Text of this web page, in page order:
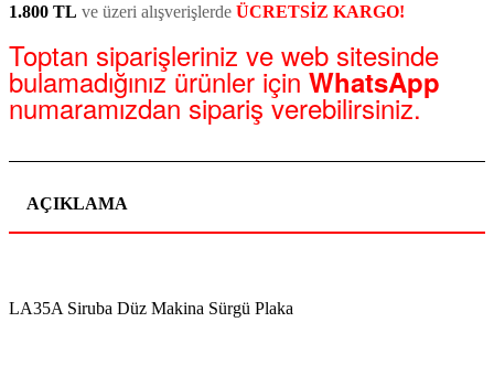
1.800 TL ve üzeri alışverişlerde ÜCRETSİZ KARGO!
Toptan siparişleriniz ve web sitesinde
bulamadığınız ürünler için WhatsApp
numaramızdan sipariş verebilirsiniz.
AÇIKLAMA
LA35A Siruba Düz Makina Sürgü Plaka